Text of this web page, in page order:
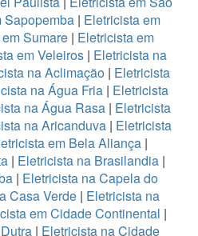
Sapopemba | Eletricista em
Sumare | Eletricista em
em Veleiros| Eletricista na
na Aclimação| Eletricista
na Água Fria | Eletricista
na Água Rasa | Eletricista
na Aricanduva| Eletricista
em Bela Aliança |
| Eletricista na Brasilandia |
| Eletricista na Capela do
Casa Verde | Eletricista na
em Cidade Continental |
| Eletricista na Cidade